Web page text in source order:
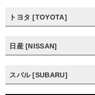
トヨタ [TOYOTA]
日産 [NISSAN]
スバル [SUBARU]